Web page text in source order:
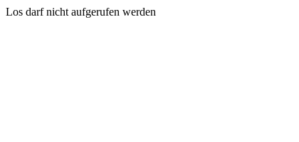
Los darf nicht aufgerufen werden